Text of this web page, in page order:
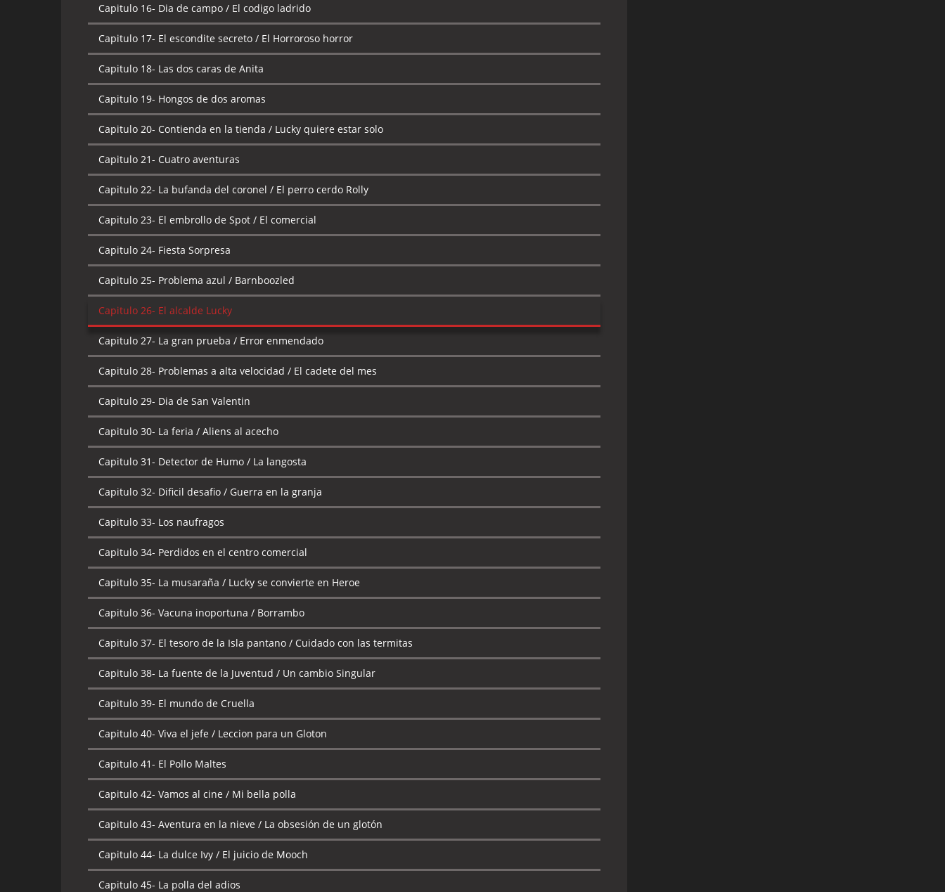
Capitulo 16- Dia de campo / El codigo ladrido
Capitulo 17- El escondite secreto / El Horroroso horror
Capitulo 18- Las dos caras de Anita
Capitulo 19- Hongos de dos aromas
Capitulo 20- Contienda en la tienda / Lucky quiere estar solo
Capitulo 21- Cuatro aventuras
Capitulo 22- La bufanda del coronel / El perro cerdo Rolly
Capitulo 23- El embrollo de Spot / El comercial
Capitulo 24- Fiesta Sorpresa
Capitulo 25- Problema azul / Barnboozled
Capitulo 26- El alcalde Lucky
Capitulo 27- La gran prueba / Error enmendado
Capitulo 28- Problemas a alta velocidad / El cadete del mes
Capitulo 29- Dia de San Valentin
Capitulo 30- La feria / Aliens al acecho
Capitulo 31- Detector de Humo / La langosta
Capitulo 32- Dificil desafio / Guerra en la granja
Capitulo 33- Los naufragos
Capitulo 34- Perdidos en el centro comercial
Capitulo 35- La musaraña / Lucky se convierte en Heroe
Capitulo 36- Vacuna inoportuna / Borrambo
Capitulo 37- El tesoro de la Isla pantano / Cuidado con las termitas
Capitulo 38- La fuente de la Juventud / Un cambio Singular
Capitulo 39- El mundo de Cruella
Capitulo 40- Viva el jefe / Leccion para un Gloton
Capitulo 41- El Pollo Maltes
Capitulo 42- Vamos al cine / Mi bella polla
Capitulo 43- Aventura en la nieve / La obsesión de un glotón
Capitulo 44- La dulce Ivy / El juicio de Mooch
Capitulo 45- La polla del adios